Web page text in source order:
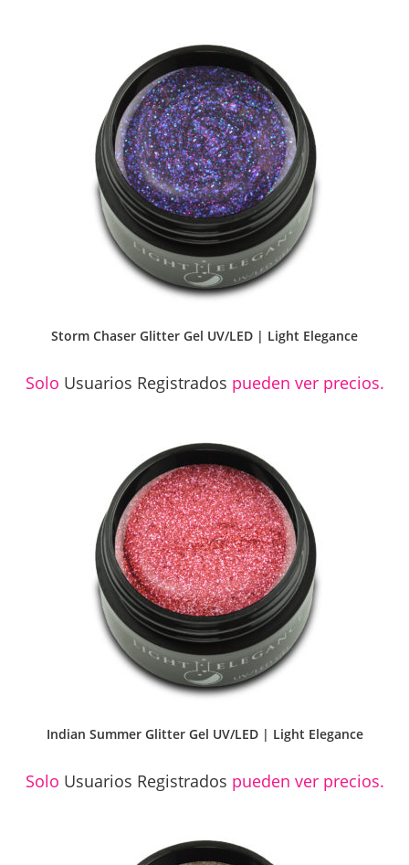
Storm Chaser Glitter Gel UV/LED | Light Elegance
Solo Usuarios Registrados pueden ver precios.
Indian Summer Glitter Gel UV/LED | Light Elegance
Solo Usuarios Registrados pueden ver precios.